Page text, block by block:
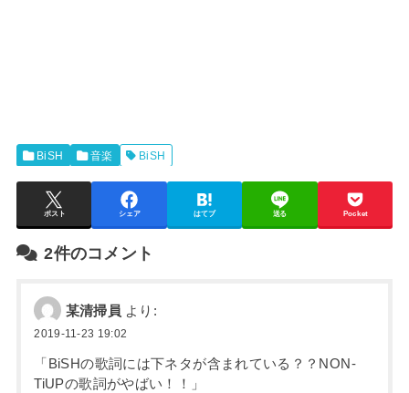
BiSH 音楽 BiSH
ポスト シェア はてブ 送る Pocket
2件のコメント
某清掃員 より:
2019-11-23 19:02
「BiSHの歌詞には下ネタが含まれている？？NON-
TiUPの歌詞がやばい！！」